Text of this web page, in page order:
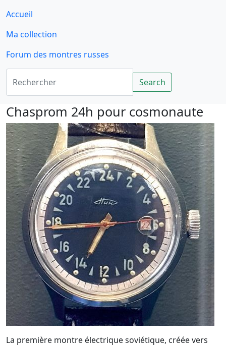
Accueil
Ma collection
Forum des montres russes
Rechercher
Search
Chasprom 24h pour cosmonaute
La première montre électrique soviétique, créée vers